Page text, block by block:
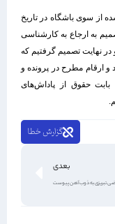
سوی باشگاه در تاریخ
به ارجاع به کارشناسی
تصمیم گرفتیم که
ارقام مطرح در پرونده و
حقوق از پاداش­‌های
گزارش خطا
بعدی
تبریزی به ذوب‌آهن پیوست